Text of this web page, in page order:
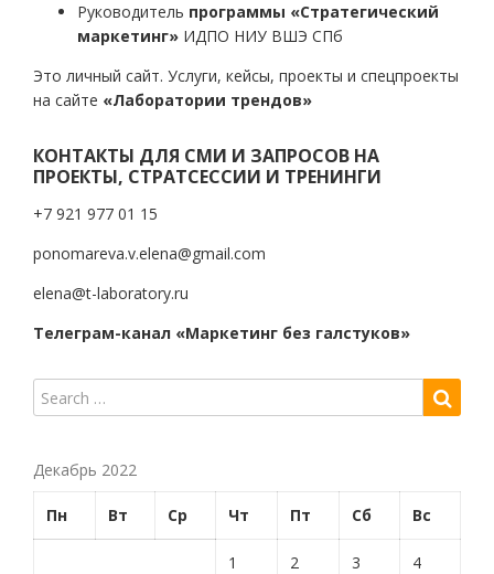
Руководитель программы «Стратегический
маркетинг» ИДПО НИУ ВШЭ СПб
Это личный сайт. Услуги, кейсы, проекты и спецпроекты
на сайте «Лаборатории трендов»
КОНТАКТЫ ДЛЯ СМИ И ЗАПРОСОВ НА
ПРОЕКТЫ, СТРАТСЕССИИ И ТРЕНИНГИ
+7 921 977 01 15
ponomareva.v.elena@gmail.com
elena@t-laboratory.ru
Телеграм-канал «Маркетинг без галстуков»
Декабрь 2022
Пн Вт Ср Чт Пт Сб Вс
1 2 3 4